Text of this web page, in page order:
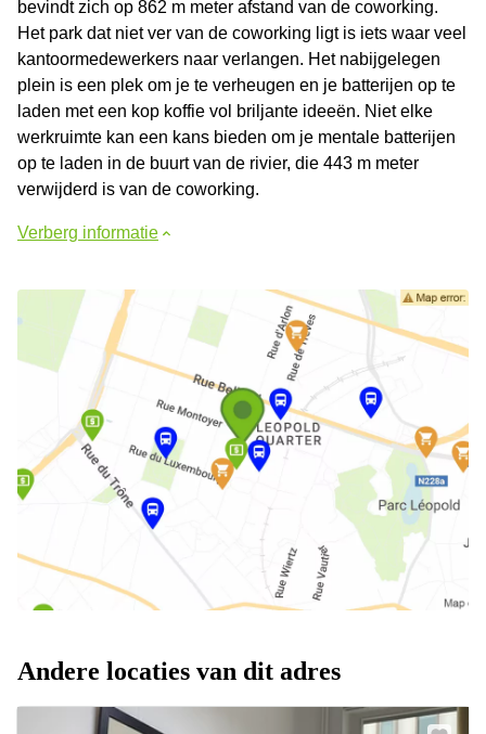
bevindt zich op 862 m meter afstand van de coworking.
Het park dat niet ver van de coworking ligt is iets waar veel
kantoormedewerkers naar verlangen. Het nabijgelegen
plein is een plek om je te verheugen en je batterijen op te
laden met een kop koffie vol briljante ideeën. Niet elke
werkruimte kan een kans bieden om je mentale batterijen
op te laden in de buurt van de rivier, die 443 m meter
verwijderd is van de coworking.
Verberg informatie
Andere locaties van dit adres